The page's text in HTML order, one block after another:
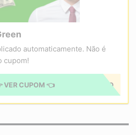
automaticamente. Não é
cupom!
CUPOM APLICADO
VER CUPOM 👈